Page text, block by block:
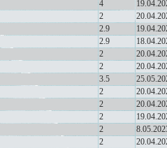
4
2
2.9
2.9
2
2
3.5
2
2
2
2
2